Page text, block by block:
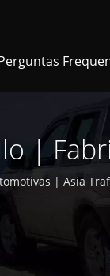
|
| Asia